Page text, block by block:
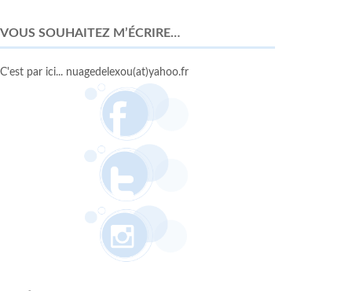
VOUS SOUHAITEZ M’ÉCRIRE…
C'est par ici... nuagedelexou(at)yahoo.fr